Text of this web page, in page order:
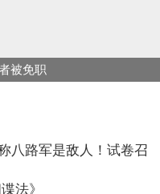
八路军是敌人！试卷召
法》
名大V同时接单并群发